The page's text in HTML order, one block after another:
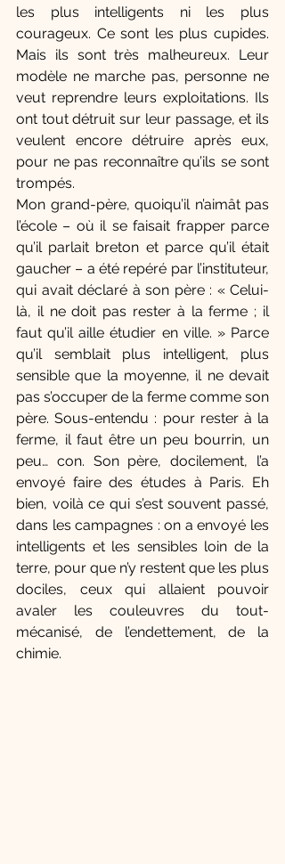
les plus intelligents ni les plus
courageux. Ce sont les plus cupides.
Mais ils sont très malheureux. Leur
modèle ne marche pas, personne ne
veut reprendre leurs exploitations. Ils
ont tout détruit sur leur passage, et ils
veulent encore détruire après eux,
pour ne pas reconnaître qu’ils se sont
trompés.
Mon grand-père, quoiqu’il n’aimât pas
l’école – où il se faisait frapper parce
qu’il parlait breton et parce qu’il était
gaucher – a été repéré par l’instituteur,
qui avait déclaré à son père : « Celui-
là, il ne doit pas rester à la ferme ; il
faut qu’il aille étudier en ville. » Parce
qu’il semblait plus intelligent, plus
sensible que la moyenne, il ne devait
pas s’occuper de la ferme comme son
père. Sous-entendu : pour rester à la
ferme, il faut être un peu bourrin, un
peu… con. Son père, docilement, l’a
envoyé faire des études à Paris. Eh
bien, voilà ce qui s’est souvent passé,
dans les campagnes : on a envoyé les
intelligents et les sensibles loin de la
terre, pour que n’y restent que les plus
dociles, ceux qui allaient pouvoir
avaler les couleuvres du tout-
mécanisé, de l’endettement, de la
chimie.